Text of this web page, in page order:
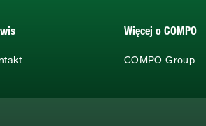
Więcej o COMPO
COMPO Group